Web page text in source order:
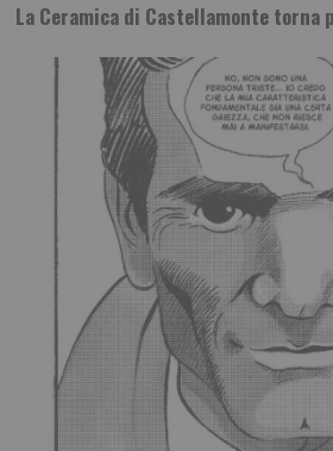
La Ceramica di Castellamonte torna